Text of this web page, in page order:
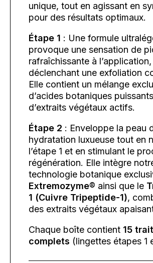
unique, tout en agissant en
pour des résultats optimaux.
Étape 1 : Une formule
provoque une sensation de
rafraîchissante à l’application,
déclenchant une exfoliation
Elle contient un mélange
d’acides botaniques
d’extraits végétaux actifs.
Étape 2 : Enveloppe la peau
hydratation luxueuse tout en
l’étape 1 et en stimulant le
régénération. Elle intègre
technologie botanique
Extremozyme® ainsi que le
1 (Cuivre Tripeptide-1),
des extraits végétaux
Chaque boîte contient 15
complets (lingettes étapes 1